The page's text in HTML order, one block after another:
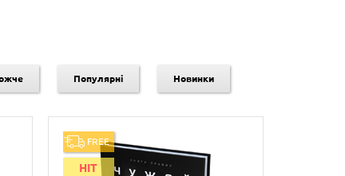
Популярні Новинки
FREE
HIT